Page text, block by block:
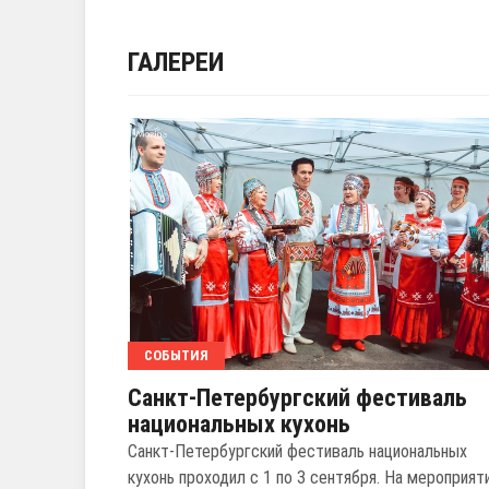
ГАЛЕРЕИ
СОБЫТИЯ
Санкт-Петербургский фестиваль
национальных кухонь
Санкт-Петербургский фестиваль национальных
кухонь проходил с 1 по 3 сентября. На